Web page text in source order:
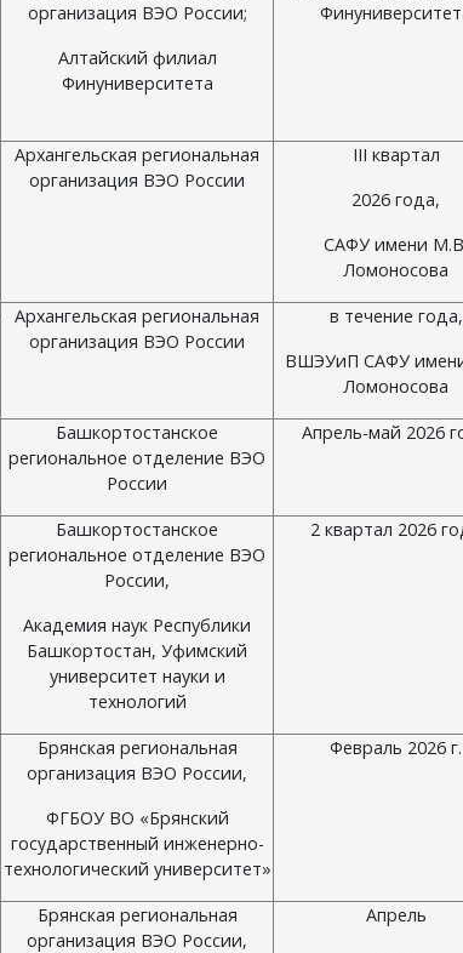
организация ВЭО России;
Алтайский филиал
Финуниверситета
Архангельская региональная
организация ВЭО России
III квартал
2026 года,
САФУ имени
Ломоносова
Архангельская региональная
организация ВЭО России
в течение года,
ВШЭУиП САФУ
Ломоносова
Башкортостанское
региональное отделение ВЭО
России
Апрель-май 2026
Башкортостанское
региональное отделение ВЭО
России,
Академия наук Республики
Башкортостан, Уфимский
университет науки и
технологий
2 квартал 2026
Брянская региональная
организация ВЭО России,
ФГБОУ ВО «Брянский
государственный инженерно-
технологический университет»
Февраль 2026 г.
Брянская региональная
организация ВЭО России,
Апрель